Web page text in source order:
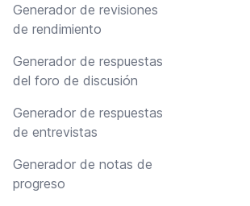
Generador de revisiones
de rendimiento
Generador de respuestas
del foro de discusión
Generador de respuestas
de entrevistas
Generador de notas de
progreso